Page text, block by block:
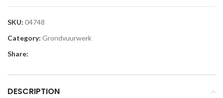
SKU: 04748
Category: Grondvuurwerk
Share:
DESCRIPTION